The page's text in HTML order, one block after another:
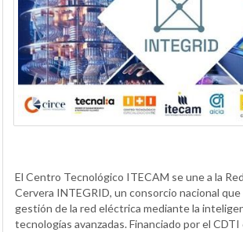
El Centro Tecnológico ITECAM se une a la
Cervera INTEGRID, un consorcio nacional que
gestión de la red eléctrica mediante la
tecnologías avanzadas. Financiado por el